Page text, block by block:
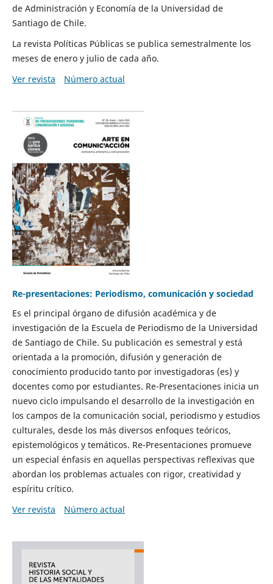
de Administración y Economía de la Universidad de
Santiago de Chile.
La revista Políticas Públicas se publica semestralmente los
meses de enero y julio de cada año.
Ver revista
Número actual
Re-presentaciones: Periodismo, comunicación y sociedad
Es el principal órgano de difusión académica y de
investigación de la Escuela de Periodismo de la Universidad
de Santiago de Chile. Su publicación es semestral y está
orientada a la promoción, difusión y generación de
conocimiento producido tanto por investigadoras (es) y
docentes como por estudiantes. Re-Presentaciones inicia un
nuevo ciclo impulsando el desarrollo de la investigación en
los campos de la comunicación social, periodismo y estudios
culturales, desde los más diversos enfoques teóricos,
epistemológicos y temáticos. Re-Presentaciones promueve
un especial énfasis en aquellas perspectivas reflexivas que
abordan los problemas actuales con rigor, creatividad y
espíritu crítico.
Ver revista
Número actual